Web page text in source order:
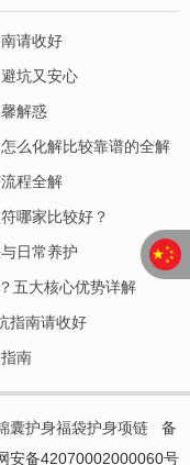
请收好
坑又安心
解惑
么化解比较靠谱的全解
程全解
哪家比较好？
日常养护
五大核心优势详解
指南请收好
南
囊护身福袋护身项链备
安备42070002000060号